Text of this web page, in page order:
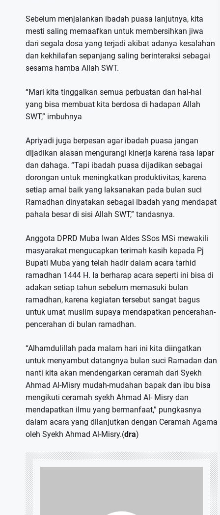
Sebelum menjalankan ibadah puasa lanjutnya, kita
mesti saling memaafkan untuk membersihkan jiwa
dari segala dosa yang terjadi akibat adanya kesalahan
dan kekhilafan sepanjang saling berinteraksi sebagai
sesama hamba Allah SWT.
“Mari kita tinggalkan semua perbuatan dan hal-hal
yang bisa membuat kita berdosa di hadapan Allah
SWT,” imbuhnya
Apriyadi juga berpesan agar ibadah puasa jangan
dijadikan alasan mengurangi kinerja karena rasa lapar
dan dahaga. “Tapi ibadah puasa dijadikan sebagai
dorongan untuk meningkatkan produktivitas, karena
setiap amal baik yang laksanakan pada bulan suci
Ramadhan dinyatakan sebagai ibadah yang mendapat
pahala besar di sisi Allah SWT,” tandasnya.
Anggota DPRD Muba Iwan Aldes SSos MSi mewakili
masyarakat mengucapkan terimah kasih kepada Pj
Bupati Muba yang telah hadir dalam acara tarhid
ramadhan 1444 H. Ia berharap acara seperti ini bisa di
adakan setiap tahun sebelum memasuki bulan
ramadhan, karena kegiatan tersebut sangat bagus
untuk umat muslim supaya mendapatkan pencerahan-
pencerahan di bulan ramadhan.
“Alhamdulillah pada malam hari ini kita diingatkan
untuk menyambut datangnya bulan suci Ramadan dan
nanti kita akan mendengarkan ceramah dari Syekh
Ahmad Al-Misry mudah-mudahan bapak dan ibu bisa
mengikuti ceramah syekh Ahmad Al- Misry dan
mendapatkan ilmu yang bermanfaat,” pungkasnya
dalam acara yang dilanjutkan dengan Ceramah Agama
oleh Syekh Ahmad Al-Misry.(dra)